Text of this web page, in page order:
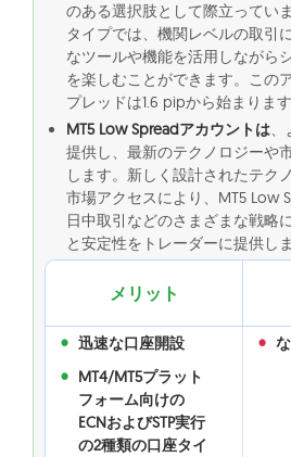
のある選択肢として際立ってい
タイプでは、機関レベルの取引
なツールや機能を活用しながら
を楽しむことができます。この
プレッドは1.6 pipから始まります
MT5 Low Spreadアカウントは、
提供し、最新のテクノロジーや
します。新しく設計されたテク
市場アクセスにより、MT5 Low
日中取引などのさまざまな戦略
と安定性をトレーダーに提供しま
メリット
迅速な口座開設
MT4/MT5プラット
フォーム向けの
ECNおよびSTP実行
の2種類の口座タイ